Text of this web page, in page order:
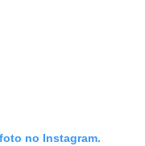
no Instagram.